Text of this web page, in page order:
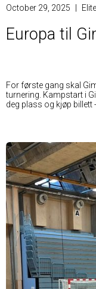
October 29, 2025 Elite
Europa til
For første gang skal
turnering. Kampstart i
deg plass og kjøp billett